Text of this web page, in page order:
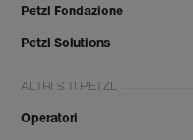
Petzl Fondazione
Petzl Solutions
ALTRI SITI PETZL
Operatori